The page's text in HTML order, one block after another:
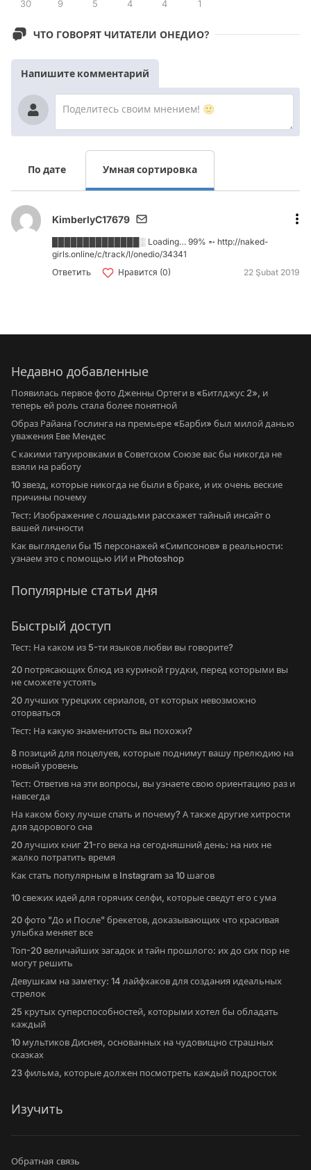
30 9 5 4 4 1
ЧТО ГОВОРЯТ ЧИТАТЕЛИ ОНЕДИО?
Напишите комментарий
По дате Умная сортировка
KimberlyC17679
██████████████░ Loading… 99% ➵ http://naked-
girls.online/c/track/l/onedio/34341
Ответить
Нравится (0) 22 Şubat 2019
Недавно добавленные
Появилась первое фото Дженны Ортеги в «Битлджус 2», и
теперь ей роль стала более понятной
Образ Райана Гослинга на премьере «Барби» был милой данью
уважения Еве Мендес
С какими татуировками в Советском Союзе вас бы никогда не
взяли на работу
10 звезд, которые никогда не были в браке, и их очень веские
причины почему
Тест: Изображение с лошадьми расскажет тайный инсайт о
вашей личности
Как выглядели бы 15 персонажей «Симпсонов» в реальности:
узнаем это с помощью ИИ и Photoshop
Популярные статьи дня
Быстрый доступ
Тест: На каком из 5-ти языков любви вы говорите?
20 потрясающих блюд из куриной грудки, перед которыми вы
не сможете устоять
20 лучших турецких сериалов, от которых невозможно
оторваться
Тест: На какую знаменитость вы похожи?
8 позиций для поцелуев, которые поднимут вашу прелюдию на
новый уровень
Тест: Ответив на эти вопросы, вы узнаете свою ориентацию раз и
навсегда
На каком боку лучше спать и почему? А также другие хитрости
для здорового сна
20 лучших книг 21-го века на сегодняшний день: на них не
жалко потратить время
Как стать популярным в Instagram за 10 шагов
10 свежих идей для горячих селфи, которые сведут его с ума
20 фото "До и После" брекетов, доказывающих что красивая
улыбка меняет все
Топ-20 величайших загадок и тайн прошлого: их до сих пор не
могут решить
Девушкам на заметку: 14 лайфхаков для создания идеальных
стрелок
25 крутых суперспособностей, которыми хотел бы обладать
каждый
10 мультиков Диснея, основанных на чудовищно страшных
сказках
23 фильма, которые должен посмотреть каждый подросток
Изучить
Обратная связь